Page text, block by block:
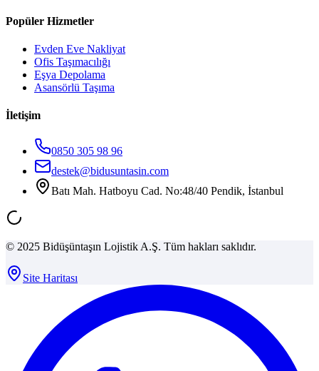
Popüler Hizmetler
Evden Eve Nakliyat
Ofis Taşımacılığı
Eşya Depolama
Asansörlü Taşıma
İletişim
0850 305 98 96
destek@bidusuntasin.com
Batı Mah. Hatboyu Cad. No:48/40 Pendik, İstanbul
© 2025 Bidüşüntaşın Lojistik A.Ş. Tüm hakları saklıdır.
Site Haritası